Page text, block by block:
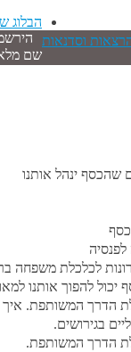
וסדנאות
הבלוג
שם
שהכסף ינהל אותנו
לכלכלת משפחה
להפוך אותנו
הדרך המשותפת.
בגירושים.
הדרך המשותפת.